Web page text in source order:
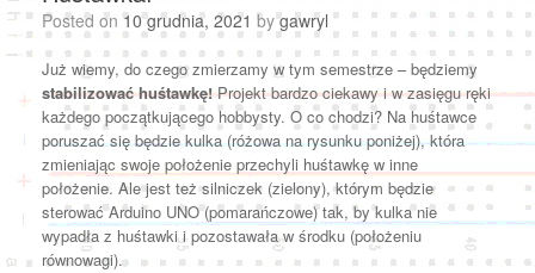
Posted on 10 grudnia, 2021 bygawryl
Już wiemy, do czego zmierzamy w tym semestrze – będziemy
stabilizować huśtawkę!Projekt bardzo ciekawy i w zasięgu ręki
każdego początkującego hobbysty. O co chodzi? Na huśtawce
poruszać się będzie kulka (różowa na rysunku poniżej), która
zmieniając swoje położenie przechyli huśtawkę w inne
położenie. Ale jest też silniczek (zielony), którym będzie
sterować Arduino UNO (pomarańczowe) tak, by kulka nie
wypadła z huśtawki i pozostawała w środku (położeniu
równowagi).